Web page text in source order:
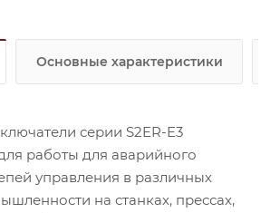
Основные характеристики
серии S2ER-E3
работы для аварийного
управления в различных
на станках, прессах,